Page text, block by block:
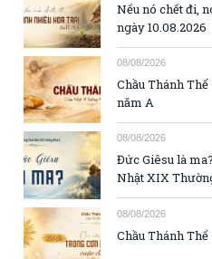
Nếu nó chết đi,
ngày 10.08.2026
08/08/2026
Chầu Thánh
năm A
08/08/2026
Đức Giêsu là
Nhật XIX
08/08/2026
Chầu Thánh